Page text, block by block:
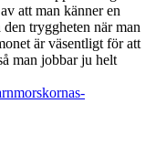
att man känner en
tryggheten när man
är väsentligt för att
man jobbar ju helt